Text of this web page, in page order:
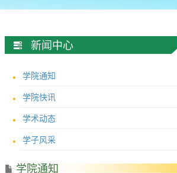
新闻中心
学院通知
学院快讯
学术动态
学子风采
学院通知